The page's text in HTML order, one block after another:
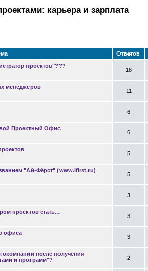
карьера и зарплата
Ответов
проектов"???
18
менеджеров
11
6
Проектный Офис
6
5
"Ай-Фёрст" (www.ifirst.ru)
5
3
проектов стать...
3
офиса
3
после получения
и программ"?
2